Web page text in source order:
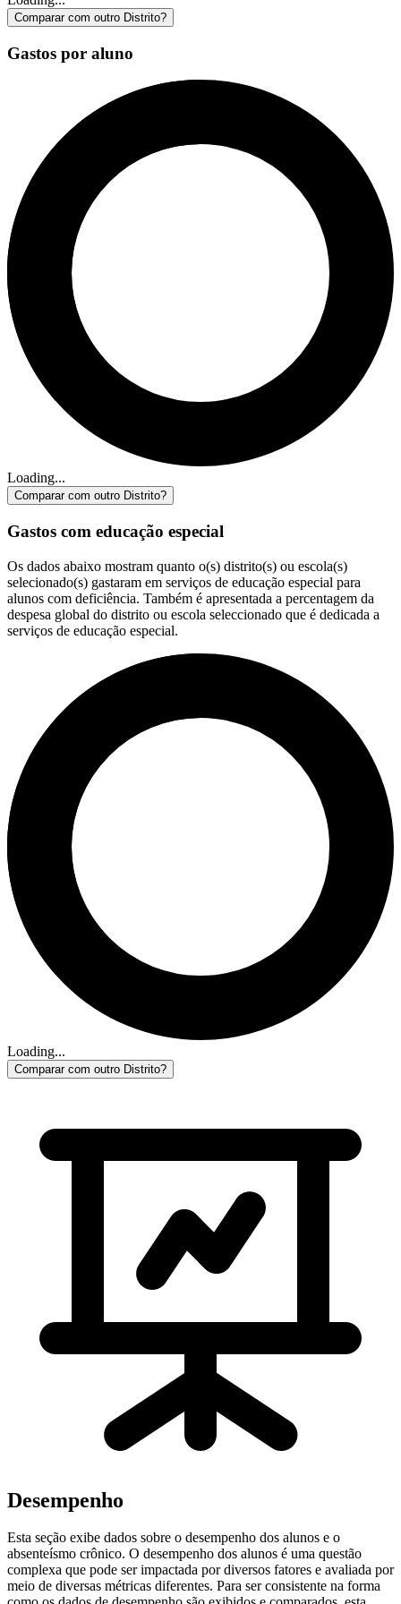
Comparar com outro Distrito?
Gastos por aluno
Loading...
Comparar com outro Distrito?
Gastos com educação especial
Os dados abaixo mostram quanto o(s) distrito(s) ou escola(s)
selecionado(s) gastaram em serviços de educação especial para
alunos com deficiência. Também é apresentada a percentagem da
despesa global do distrito ou escola seleccionado que é dedicada a
serviços de educação especial.
Loading...
Comparar com outro Distrito?
Desempenho
Esta seção exibe dados sobre o desempenho dos alunos e o
absenteísmo crônico. O desempenho dos alunos é uma questão
complexa que pode ser impactada por diversos fatores e avaliada por
meio de diversas métricas diferentes. Para ser consistente na forma